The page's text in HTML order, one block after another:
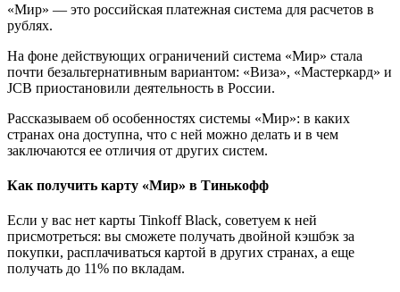
«Мир» — это российская платежная система для расчетов в
рублях.
На фоне действующих ограничений система «Мир» стала
почти безальтернативным вариантом: «Виза», «Мастеркард» и
JCB приостановили деятельность в России.
Рассказываем об особенностях системы «Мир»: в каких
странах она доступна, что с ней можно делать и в чем
заключаются ее отличия от других систем.
Как получить карту «Мир» в Тинькофф
Если у вас нет карты Tinkoff Black, советуем к ней
присмотреться: вы сможете получать двойной кэшбэк за
покупки, расплачиваться картой в других странах, а еще
получать до 11% по вкладам.